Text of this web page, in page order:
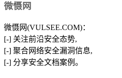
微慑网
微慑网(VULSEE.COM)：
[-] 关注前沿安全态势,
[-] 聚合网络安全漏洞信息,
[-] 分享安全文档案例。